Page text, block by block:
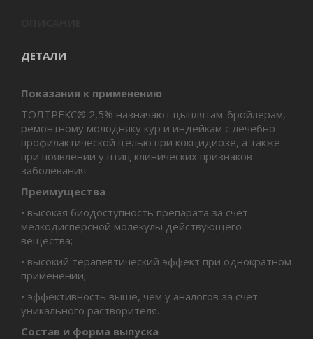
ДЕТАЛИ
Показания к применению
ТОЛТРЕКС® 2,5% назначают цыплятам-бройлерам,
ремонтному молодняку кур и индейкам с лечебно-
профилактической целью при кокцидиозе, а также
при появлении у птиц клинических признаков
заболевания.
Преимущества
• высокая биодоступность препарата за счет
мелкодисперсной молекулы действующего
вещества;
• высокий терапевтический эффект при однократном
применении;
• эффективность выше, чем у аналогов за счет
уникального растворителя.
Состав и форма выпуска